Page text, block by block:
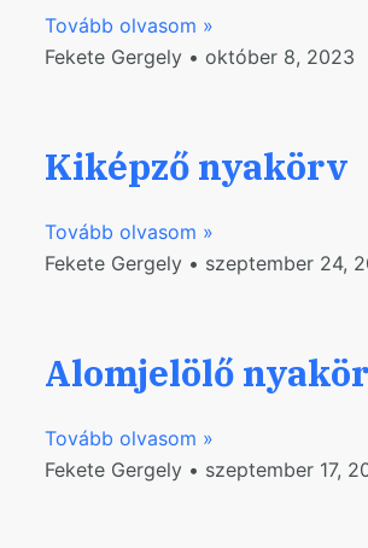
Tovább olvasom »
Fekete Gergely
október 8, 2023
Kiképző nyakörv
Tovább olvasom »
Fekete Gergely
szeptember 24,
Alomjelölő
Tovább olvasom »
Fekete Gergely
szeptember 17,